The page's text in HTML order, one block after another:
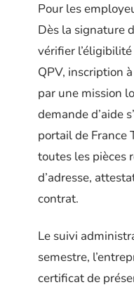
Pour les
Dès la signature
vérifier
QPV, inscription à
par une mission
demande d’aide
portail de France
toutes les pièces
d’adresse,
contrat.
Le suivi
semestre,
certificat de